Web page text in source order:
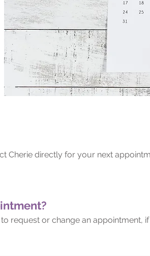
Cherie directly for your next
request or change an appointment,